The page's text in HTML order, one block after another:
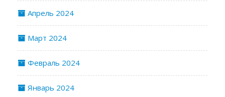
Апрель 2024
Март 2024
Февраль 2024
Январь 2024